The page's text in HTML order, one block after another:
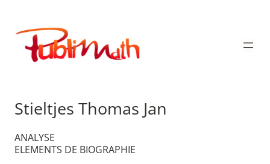
contenu
Publimath
Stieltjes Thomas Jan
ANALYSE
ELEMENTS DE BIOGRAPHIE